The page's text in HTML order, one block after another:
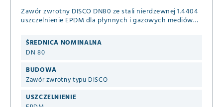
Zawór zwrotny DISCO DN80 ze stali nierdzewnej 1.4404
uszczelnienie EPDM dla płynnych i gazowych mediów
1092-1 B1
ŚREDNICA NOMINALNA
DN 80
BUDOWA
Zawór zwrotny typu DISCO
USZCZELNIENIE